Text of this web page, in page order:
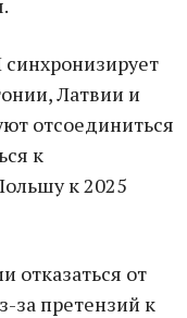
Латвии и
отсоединиться
к
к 2025
отказаться от
за претензий к